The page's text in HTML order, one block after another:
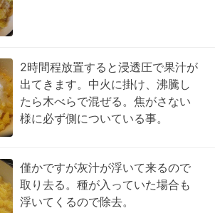
2時間程放置すると浸透圧で果汁が
出てきます。中火に掛け、沸騰し
たら木べらで混ぜる。焦がさない
様に必ず側についている事。
僅かですが灰汁が浮いて来るので
取り去る。種が入っていた場合も
浮いてくるので除去。